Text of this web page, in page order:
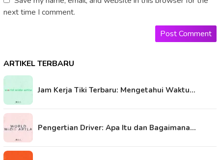
next time I comment.
ARTIKEL TERBARU
Jam Kerja Tiki Terbaru: Mengetahui Waktu…
Pengertian Driver: Apa Itu dan Bagaimana…